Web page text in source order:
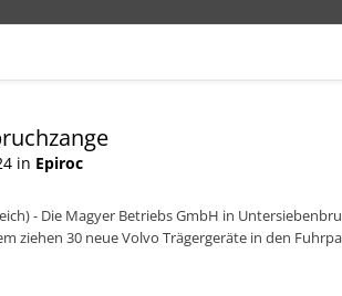
in Epiroc
- Die Magyer Betriebs GmbH in
ziehen 30 neue Volvo Trägergeräte in den